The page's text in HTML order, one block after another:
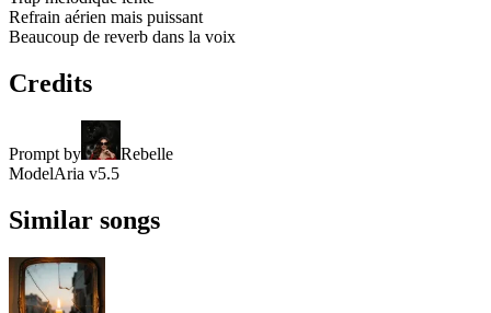
Refrain aérien mais puissant
Beaucoup de reverb dans la voix
Credits
Prompt by
Rebelle
ModelAria v5.5
Similar songs